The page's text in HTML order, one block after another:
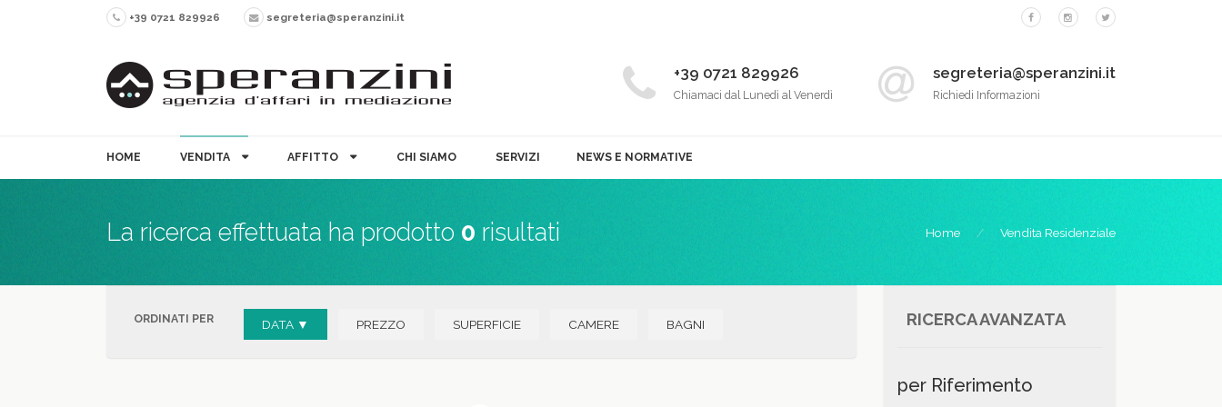
+39 0721 829926 segreteria@speranzini.it
segreteria@speranzini.it
Richiedi Informazioni
+39 0721 829926
Chiamaci dal Lunedì al Venerdì
HOME VENDITA AFFITTO CHI SIAMO SERVIZI NEWS E NORMATIVE
La ricerca effettuata ha prodotto 0 risultati Home Vendita Residenziale
ORDINATI PER DATA ▼ PREZZO SUPERFICIE CAMERE BAGNI RICERCA AVANZATA
per Riferimento